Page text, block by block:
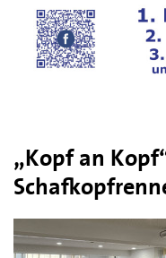
„Kopf an